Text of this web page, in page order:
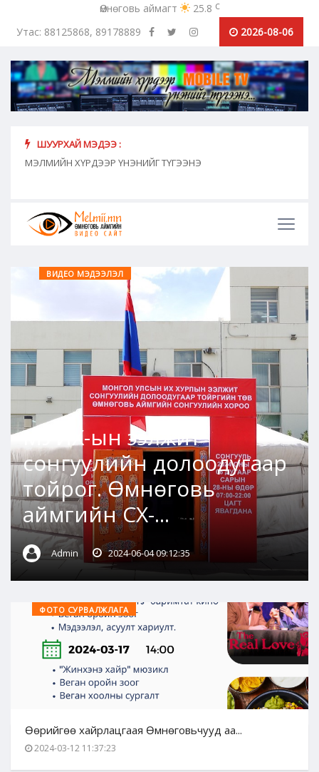
Өмнөговь аймагт 25.8 c
Утас: 88125868, 89178889
2026-08-06
ШУУРХАЙ МЭДЭЭ :
МЭЛМИЙН ХҮРДЭЭР ҮНЭНИЙГ ТҮГЭЭНЭ
ВИДЕО МЭДЭЭЛЭЛ
МУИХ-ын ээлжит
сонгуулийн долоодугаар
тойрог. Өмнөговь
аймгийн СХ-...
Admin 2024-06-04 09:12:35
ФОТО СУРВАЛЖЛАГА
Өөрийгөө хайрлацгаая Өмнөговьчууд аа...
2024-03-12 11:37:23